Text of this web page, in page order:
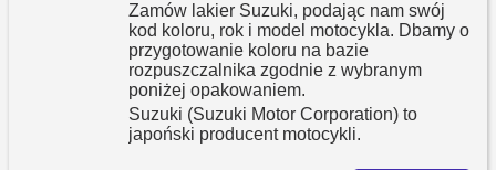
Zamów lakier Suzuki, podając nam swój
kod koloru, rok i model motocykla. Dbamy o
przygotowanie koloru na bazie
rozpuszczalnika zgodnie z wybranym
poniżej opakowaniem.
Suzuki (Suzuki Motor Corporation) to
japoński producent motocykli.